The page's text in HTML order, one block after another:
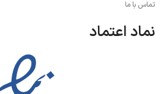
تماس با ما
نماد اعتماد